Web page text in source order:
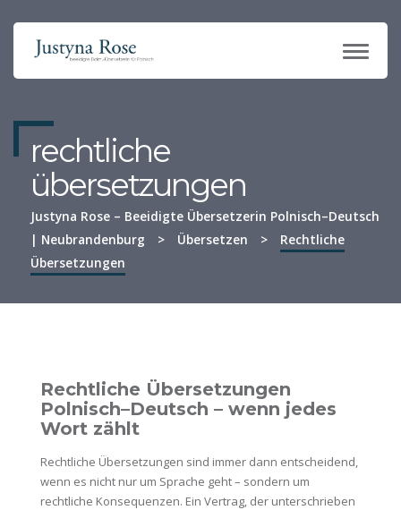
rechtliche
übersetzungen
Justyna Rose – Beeidigte Übersetzerin Polnisch–Deutsch
| Neubrandenburg
> Übersetzen >
Rechtliche
Übersetzungen
Rechtliche Übersetzungen
Polnisch–Deutsch – wenn jedes
Wort zählt
Rechtliche Übersetzungen sind immer dann entscheidend,
wenn es nicht nur um Sprache geht – sondern um
rechtliche Konsequenzen. Ein Vertrag, der unterschrieben